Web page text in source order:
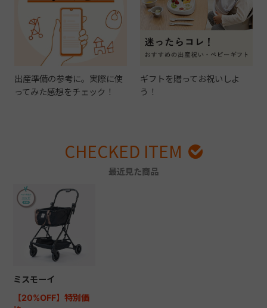
出産準備の参考に。実際に使
ってみた感想をチェック！
ギフトを贈ってお祝いしよ
う！
CHECKED ITEM
最近見た商品
ミスモーイ
【20%OFF】特別価